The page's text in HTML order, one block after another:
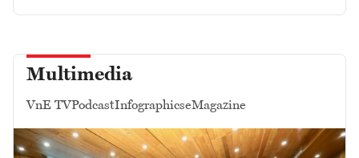
Multimedia
VnE TVPodcastInfographicseMagazine